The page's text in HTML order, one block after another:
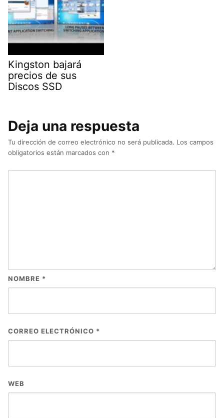
Kingston bajará
precios de sus
Discos SSD
Deja una respuesta
Tu dirección de correo electrónico no será publicada. Los campos
obligatorios están marcados con *
NOMBRE *
CORREO ELECTRÓNICO *
WEB